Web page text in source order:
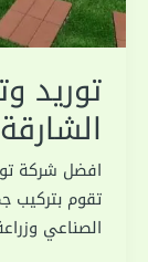
توريد
الشارقة
افضل شركة
تقوم بتركيب
الصناعي